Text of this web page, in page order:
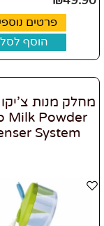
פרטים
הוסף לסל
Milk Powder
System